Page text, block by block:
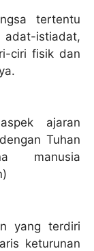
tertentu
adat-istiadat,
ciri fisik dan
ajaran
Tuhan
manusia
yang terdiri
keturunan